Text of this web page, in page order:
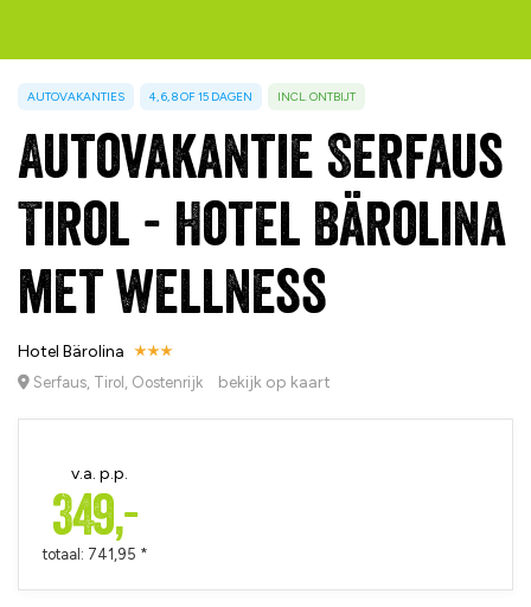
AUTOVAKANTIES 4, 6, 8 OF 15 DAGEN INCL. ONTBIJT
Autovakantie Serfaus
Tirol - Hotel Bärolina
met wellness
Hotel Bärolina
Serfaus, Tirol, Oostenrijk bekijk op kaart
v.a. p.p.
349,-
totaal: 741,95 *